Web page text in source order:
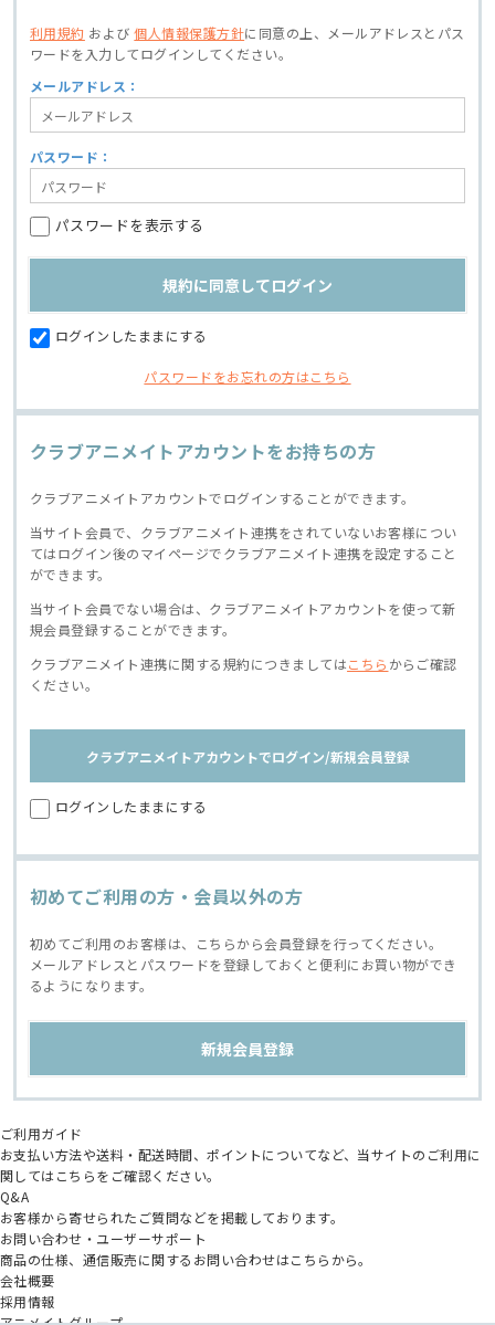
利用規約 および個人情報保護方針に同意の上、
メールアドレスとパス
ワードを入力してログインしてください。
メールアドレス：
パスワード：
パスワードを表示する
ログインしたままにする
パスワードをお忘れの方はこちら
クラブアニメイトアカウントをお持ちの方
クラブアニメイトアカウントでログインすることができます。
当サイト会員で、クラブアニメイト連携をされていないお客様につい
てはログイン後のマイページでクラブアニメイト連携を設定すること
ができます。
当サイト会員でない場合は、クラブアニメイトアカウントを使って新
規会員登録することができます。
クラブアニメイト連携に関する規約につきましてはこちら からご確認
ください。
クラブアニメイトアカウントでログイン/新規会員登録
ログインしたままにする
初めてご利用の方・会員以外の方
初めてご利用のお客様は、こちらから会員登録を行ってください。
メールアドレスとパスワードを登録しておくと便利にお買い物ができ
るようになります。
ご利用ガイド
お支払い方法や送料・配送時間、ポイントについてなど、当サイトのご利用に
関してはこちらをご確認ください。
Q&A
お客様から寄せられたご質問などを掲載しております。
お問い合わせ・ユーザーサポート
商品の仕様、通信販売に関するお問い合わせはこちらから。
会社概要
採用情報